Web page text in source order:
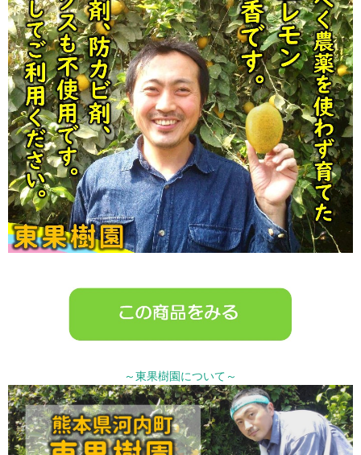
～東果樹園について～